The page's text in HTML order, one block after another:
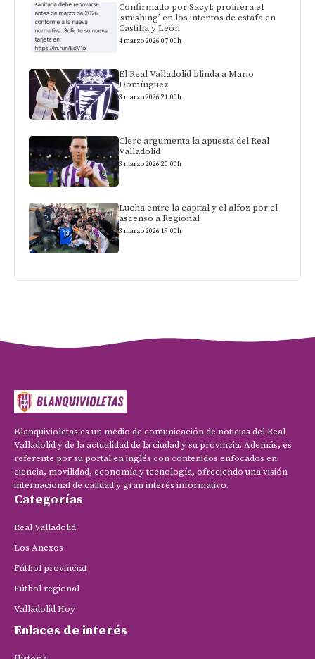
Confirmado por Sacyl: prolifera el
‘smishing’ en los intentos de estafa en
Castilla y León
4 marzo 2026 07:00h
El Real Valladolid blinda a Mario
Domínguez
3 marzo 2026 21:00h
Clerc argumenta la apuesta del Real
Valladolid
3 marzo 2026 20:00h
Lucha entre la capital y el alfoz por el
ascenso a Regional
3 marzo 2026 19:00h
Blanquivioletas es un medio de comunicación de noticias del Real
Valladolid y de la actualidad de la ciudad y su provincia. Además, es
referente por su portal en inglés con contenidos enfocados en
ciencia, movilidad, economía y tecnología, ofreciendo una visión
internacional de calidad y gran interés informativo.
Categorías
Real Valladolid
Los Anexos
Fútbol provincial
Fútbol regional
Valladolid Hoy
Enlaces de interés